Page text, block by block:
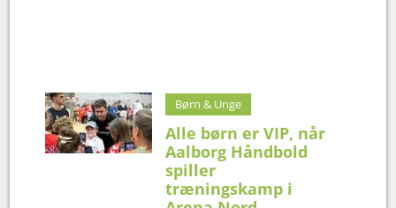
Børn & Unge
Alle børn er VIP, når
Aalborg Håndbold
spiller
træningskamp i